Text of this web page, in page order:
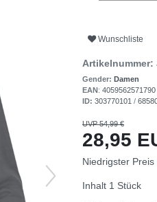
Wunschliste
Artikelnummer:
Gender: Damen
EAN: 4059562571790
ID: 303770101 /
UVP 54,99 €
28,95
Niedrigster
Inhalt 1 Stück